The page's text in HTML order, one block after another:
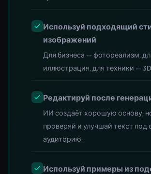
Используй подходящий
изображений
Для бизнеса — фотореализм,
иллюстрация, для техники —
Редактируй после
ИИ создаёт хорошую основу,
проверяй и улучшай текст под
аудиторию.
Используй примеры из